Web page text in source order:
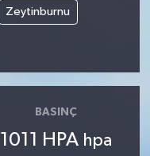
Zeytinburnu
BASINÇ
1011 HPA hpa